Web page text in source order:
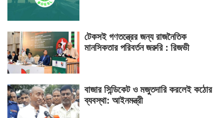
টেকসই গণতন্ত্রের জন্য রাজনৈতিক
মানসিকতার পরিবর্তন জরুরি : রিজভী
বাজার সিন্ডিকেট ও মজুতদারি করলেই কঠোর
ব্যবস্থা: আইনমন্ত্রী